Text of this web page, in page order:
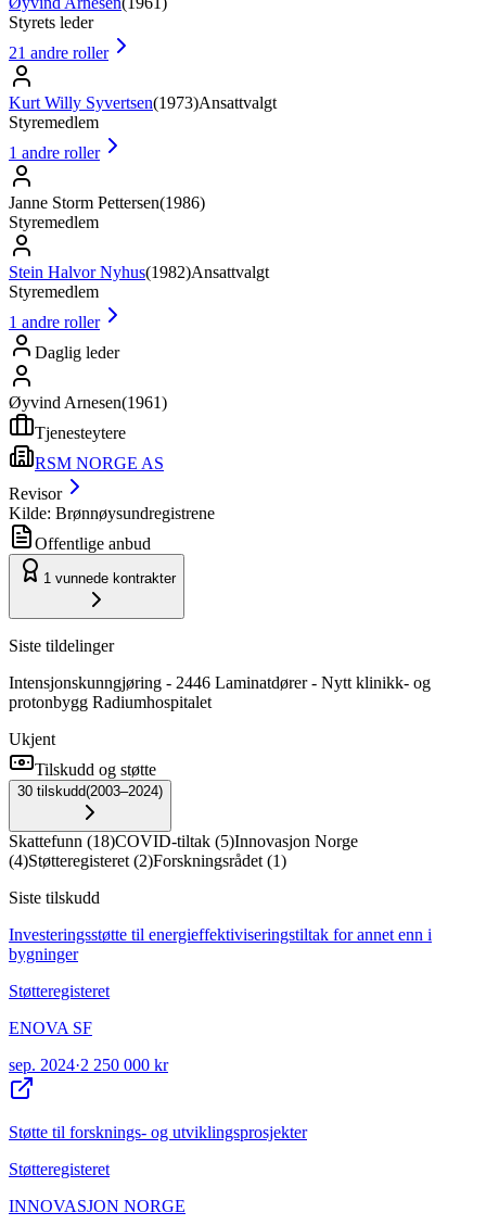
Styrets leder
21 andre roller
Kurt Willy Syvertsen(1973)Ansattvalgt
Styremedlem
1 andre roller
Janne Storm Pettersen(1986)
Styremedlem
Stein Halvor Nyhus(1982)Ansattvalgt
Styremedlem
1 andre roller
Daglig leder
Øyvind Arnesen(1961)
Tjenesteytere
RSM NORGE AS
Revisor
Kilde: Brønnøysundregistrene
Offentlige anbud
1 vunnede kontrakter
Siste tildelinger
Intensjonskunngjøring - 2446 Laminatdører - Nytt klinikk- og
protonbygg Radiumhospitalet
Ukjent
Tilskudd og støtte
30 tilskudd(2003–2024)
Skattefunn (18)COVID-tiltak (5)Innovasjon Norge
(4)Støtteregisteret (2)Forskningsrådet (1)
Siste tilskudd
Investeringsstøtte til energieffektiviseringstiltak for annet enn i
bygninger
Støtteregisteret
ENOVA SF
sep. 2024·2 250 000 kr
Støtte til forsknings- og utviklingsprosjekter
Støtteregisteret
INNOVASJON NORGE